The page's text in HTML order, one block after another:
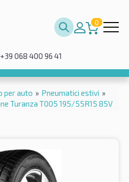
0
068 400 96 41
per auto » Pneumatici estivi »
Turanza T005 195/55R15 85V